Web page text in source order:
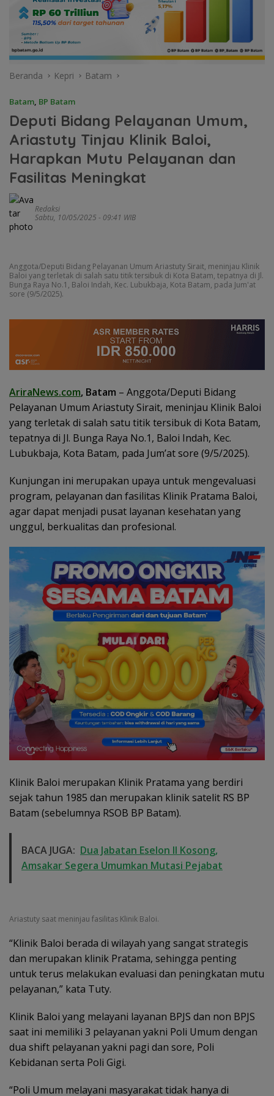
Beranda Kepri Batam
Batam, BP Batam
Deputi Bidang Pelayanan Umum,
Ariastuty Tinjau Klinik Baloi,
Harapkan Mutu Pelayanan dan
Fasilitas Meningkat
Redaksi
Sabtu, 10/05/2025 - 09:41 WIB
Anggota/Deputi Bidang Pelayanan Umum Ariastuty Sirait, meninjau Klinik
Baloi yang terletak di salah satu titik tersibuk di Kota Batam, tepatnya di Jl.
Bunga Raya No.1, Baloi Indah, Kec. Lubukbaja, Kota Batam, pada Jum'at
sore (9/5/2025).
AriraNews.com, Batam – Anggota/Deputi Bidang
Pelayanan Umum Ariastuty Sirait, meninjau Klinik Baloi
yang terletak di salah satu titik tersibuk di Kota Batam,
tepatnya di Jl. Bunga Raya No.1, Baloi Indah, Kec.
Lubukbaja, Kota Batam, pada Jum’at sore (9/5/2025).
Kunjungan ini merupakan upaya untuk mengevaluasi
program, pelayanan dan fasilitas Klinik Pratama Baloi,
agar dapat menjadi pusat layanan kesehatan yang
unggul, berkualitas dan profesional.
Klinik Baloi merupakan Klinik Pratama yang berdiri
sejak tahun 1985 dan merupakan klinik satelit RS BP
Batam (sebelumnya RSOB BP Batam).
BACA JUGA: Dua Jabatan Eselon II Kosong,
Amsakar Segera Umumkan Mutasi Pejabat
Ariastuty saat meninjau fasilitas Klinik Baloi.
“Klinik Baloi berada di wilayah yang sangat strategis
dan merupakan klinik Pratama, sehingga penting
untuk terus melakukan evaluasi dan peningkatan mutu
pelayanan,” kata Tuty.
Klinik Baloi yang melayani layanan BPJS dan non BPJS
saat ini memiliki 3 pelayanan yakni Poli Umum dengan
dua shift pelayanan yakni pagi dan sore, Poli
Kebidanan serta Poli Gigi.
“Poli Umum melayani masyarakat tidak hanya di